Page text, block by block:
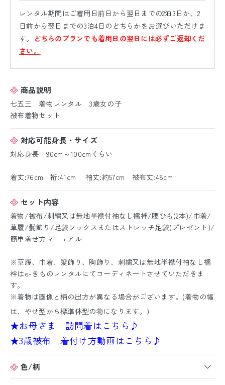
レンタル期間はご着用日前日から翌日までの2泊3日か、2
日前から翌日までの3泊4日のどちらかをお選びいただけま
す。
どちらのプランでも着用日の翌日には必ずご返却くだ
さい。
商品説明
七五三 着物レンタル 3歳女の子
被布着物セット
対応可能身長・サイズ
対応身長 90cm～100cmくらい
着丈:76cm 裄:41cm 袖丈:約57cm 被布丈:48cm
セット内容
着物/被布/刺繍又は無地半襟付袖なし襦袢/腰ひも(2本)/巾着/
草履/髪飾り/足袋ソックスまたはストレッチ足袋(プレゼント)/
簡単着せ方マニュアル
※草履、巾着、髪飾り、胸飾り、刺繍又は無地半襟付袖なし襦
袢はe-きものレンタルにてコーディネートさせていただきま
す。
※着物は画像と柄の出方が異なる場合がございます。(着物の幅
は、やせ型から標準体型の物になります。)
★お母さま 訪問着はこちら♪
★3歳被布 着付け方動画はこちら♪
色/柄